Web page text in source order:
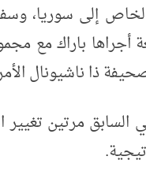
إلى سوريا،
أجراها باراك مع
ذا ناشيونال
السابق مرتين